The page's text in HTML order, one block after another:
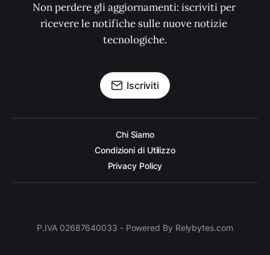
Non perdere gli aggiornamenti: iscriviti per
ricevere le notifiche sulle nuove notizie
tecnologiche.
Iscriviti
Chi Siamo
Condizioni di Utilizzo
Privacy Policy
P.IVA 02687640033 - Powered By Relybytes.com